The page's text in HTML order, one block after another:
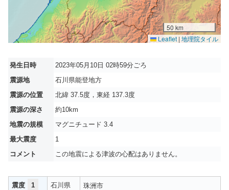
50 km
Leaflet | 地理院タイル
発生日時
2023年05月10日 02時59分ごろ
震源地
石川県能登地方
震源の位置
北緯 37.5度，東経 137.3度
震源の深さ
約10km
地震の規模
マグニチュード 3.4
最大震度
1
コメント
この地震による津波の心配はありません。
震度 1 石川県 珠洲市